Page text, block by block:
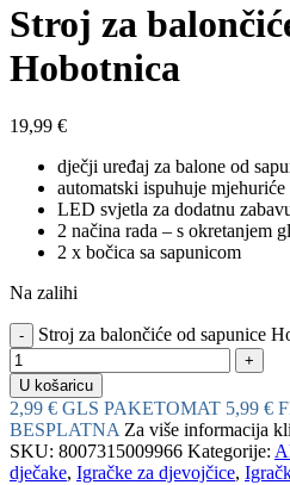
Stroj za
Hobotnica
19,99 €
dječji uređaj za balone od
automatski ispuhuje mjehuriće
LED svjetla za dodatnu
2 načina rada – s okretanjem
2 x bočica sa sapunicom
Na zalihi
Stroj za balončiće od sapunice
U košaricu
2,99 € GLS PAKETOMAT 5,99 €
BESPLATNA Za više informacija
SKU: 8007315009966 Kategorije:
dječake, Igračke za djevojčice,